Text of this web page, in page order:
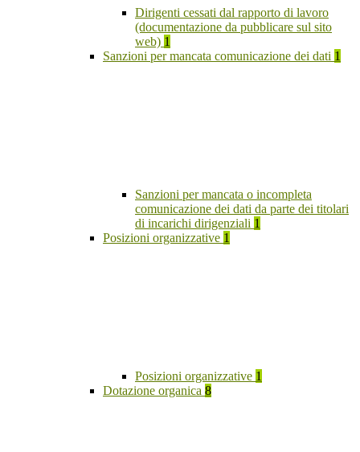
Dirigenti cessati dal rapporto di lavoro
(documentazione da pubblicare sul sito
web) 1
Sanzioni per mancata comunicazione dei dati 1
Sanzioni per mancata o incompleta
comunicazione dei dati da parte dei titolari
di incarichi dirigenziali 1
Posizioni organizzative 1
Posizioni organizzative 1
Dotazione organica 8